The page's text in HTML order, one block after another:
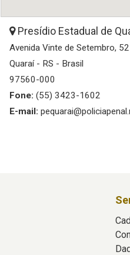
Presídio Estadual de
Avenida Vinte de Setembro,
Quaraí - RS - Brasil
97560-000
Fone: (55) 3423-1602
E-mail: